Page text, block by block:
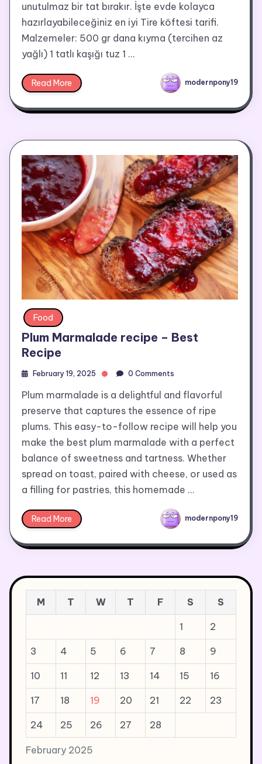
unutulmaz bir tat bırakır. İşte evde kolayca
hazırlayabileceğiniz en iyi Tire köftesi tarifi.
Malzemeler: 500 gr dana kıyma (tercihen az
yağlı) 1 tatlı kaşığı tuz 1 …
Read More modernpony19
Food
Plum Marmalade recipe – Best
Recipe
February 19, 2025 0 Comments
Plum marmalade is a delightful and flavorful
preserve that captures the essence of ripe
plums. This easy-to-follow recipe will help you
make the best plum marmalade with a perfect
balance of sweetness and tartness. Whether
spread on toast, paired with cheese, or used as
a filling for pastries, this homemade …
Read More modernpony19
February 2025
M T W T F S S
1 2
3 4 5 6 7 8 9
10 11 12 13 14 15 16
17 18 19 20 21 22 23
24 25 26 27 28